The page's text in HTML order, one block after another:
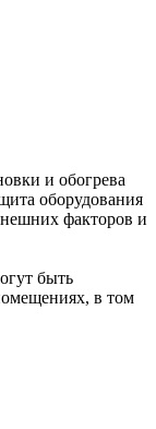
и обогрева
оборудования
факторов и
быть
в том